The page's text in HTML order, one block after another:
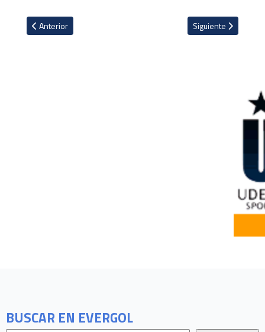
BUSCAR EN EVERGOL
Artículo anterior: Georgiano Khvicha Kvaratskhelia elegido el
Anterior Artículo siguiente:
Siguiente